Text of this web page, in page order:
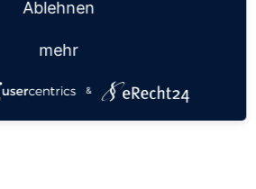
Ablehnen
mehr
&